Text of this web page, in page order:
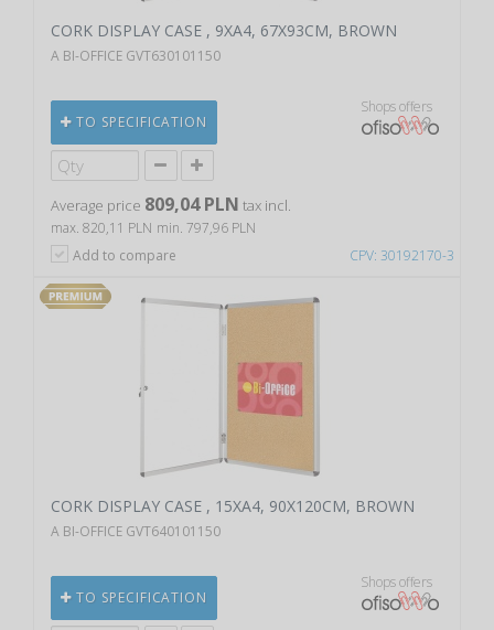
CPV: 30192170-3
CORK DISPLAY CASE , 9XA4, 67X93CM, BROWN
A BI-OFFICE GVT630101150
TO SPECIFICATION
Shops offers
Average price 809,04 PLN tax incl.
max. 820,11 PLN min. 797,96 PLN
Add to compare
CORK DISPLAY CASE , 15XA4, 90X120CM, BROWN
A BI-OFFICE GVT640101150
TO SPECIFICATION
Shops offers